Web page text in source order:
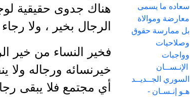
سعاده ما يسمى
معارضة وموالاة
بل ممارسة حقوق
وصلاحيات
وواجبات
الإنـســان
السوري الجــديــد
هـو إنـسـان -
هناك جدوى حقيقية
الرجال بخير ، ولا
فخير النساء من خير
خيرنسائه ورجاله ولا
أي مجتمع فلا يبقى